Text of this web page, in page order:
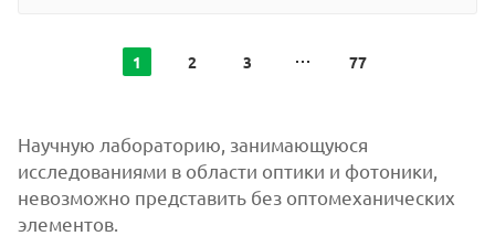
1 2 3 77
Научную лабораторию, занимающуюся
исследованиями в области оптики и фотоники,
невозможно представить без оптомеханических
элементов.